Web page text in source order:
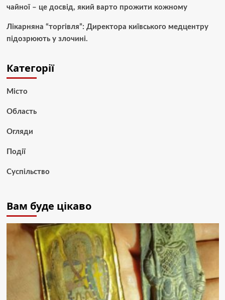
чайної – це досвід, який варто прожити кожному
Лікарняна “торгівля”: Директора київського медцентру
підозрюють у злочині.
Категорії
Місто
Область
Огляди
Події
Суспільство
Вам буде цікаво